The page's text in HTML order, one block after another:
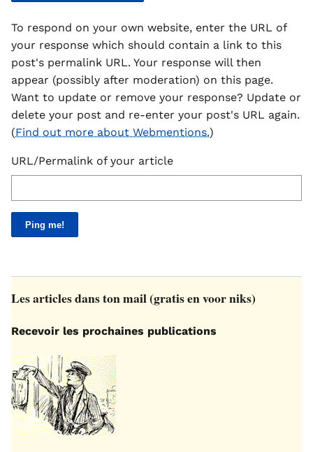
To respond on your own website, enter the URL of
your response which should contain a link to this
post's permalink URL. Your response will then
appear (possibly after moderation) on this page.
Want to update or remove your response? Update or
delete your post and re-enter your post's URL again.
(Find out more about Webmentions.)
URL/Permalink of your article
Les articles dans ton mail (gratis en voor niks)
Recevoir les prochaines publications